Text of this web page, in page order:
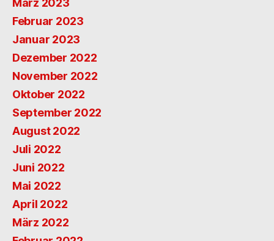
Februar 2023
Januar 2023
Dezember 2022
November 2022
Oktober 2022
September 2022
August 2022
Juli 2022
Juni 2022
Mai 2022
April 2022
März 2022